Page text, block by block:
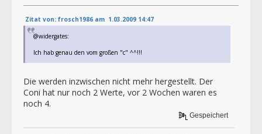
Zitat von: frosch1986 am 1.03.2009 14:47
@widergates:
Ich hab genau den vom großen "c" ^^!!!
Die werden inzwischen nicht mehr hergestellt. Der
Coni hat nur noch 2 Werte, vor 2 Wochen waren es
noch 4.
Gespeichert